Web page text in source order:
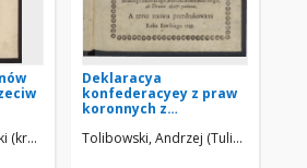
(król Polski ; 1677-1766) Autor
Deklaracya
konfederacyey z praw
koronnych z
y z przyśiąg
Tolibowski, Andrzej (Tulibowski)